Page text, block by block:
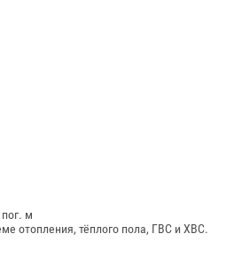
м
отопления, тёплого пола, ГВС и ХВС.